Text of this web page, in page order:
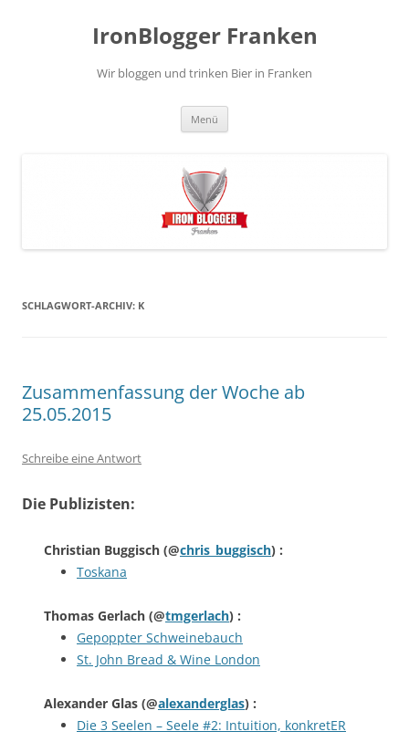
IronBlogger Franken
Wir bloggen und trinken Bier in Franken
Menü
SCHLAGWORT-ARCHIV: K
Zusammenfassung der Woche ab
25.05.2015
Schreibe eine Antwort
Die Publizisten:
Christian Buggisch (@chris_buggisch) :
Toskana
Thomas Gerlach (@tmgerlach) :
Gepoppter Schweinebauch
St. John Bread & Wine London
Alexander Glas (@alexanderglas) :
Die 3 Seelen – Seele #2: Intuition, konkretER